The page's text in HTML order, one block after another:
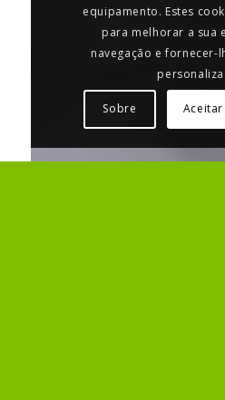
equipamento. Estes
para melhorar a sua
navegação e fornecer-
Sobre Aceitar